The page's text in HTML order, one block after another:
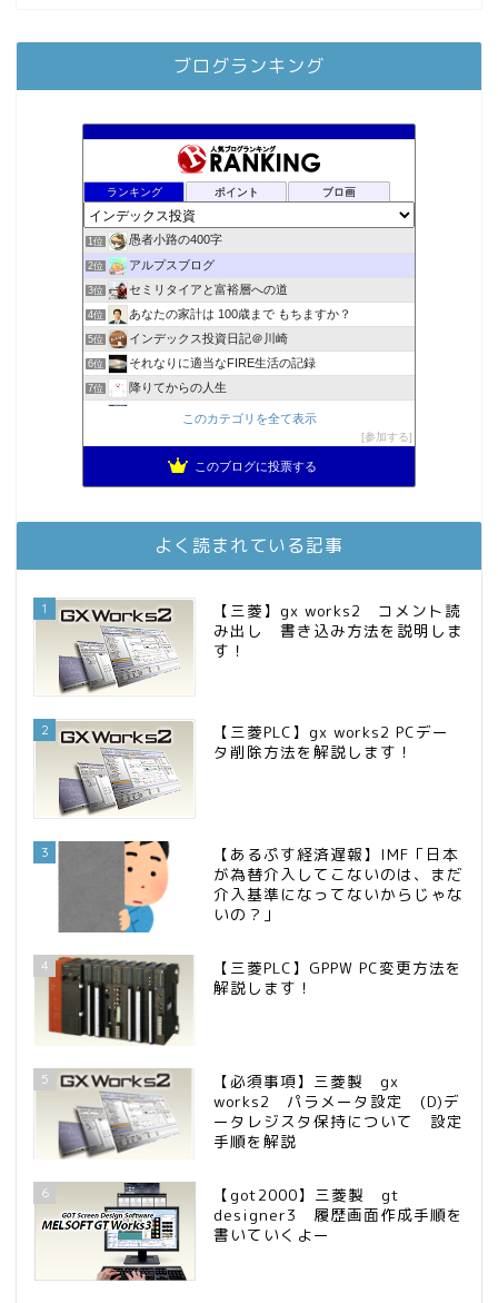
ブログランキング
ランキング ポイント ブロ画
1位 愚者小路の400字
2位 アルプスブログ
3位 セミリタイアと富裕層への道
4位 あなたの家計は 100歳まで もちますか？
5位 インデックス投資日記＠川崎
6位 それなりに適当なFIRE生活の記録
7位 降りてからの人生
2023年(46歳)FIRE！！！＠20XX年FIRE！！！
スパコンSEが効率的投資で一家セミリタイアするブログ
11位 3階建ての資産形成
庶民的家族がインデックス投資でセミリタイア目指してみた
このカテゴリを全て表示
参加する
このブログに投票する
よく読まれている記事
1
【三菱】gx works2 コメント読
み出し 書き込み方法を説明しま
す！
2
【三菱PLC】gx works2 PCデー
タ削除方法を解説します！
3
【あるぷす経済遅報】IMF「日本
が為替介入してこないのは、まだ
介入基準になってないからじゃな
いの？」
4
【三菱PLC】GPPW PC変更方法を
解説します！
5
【必須事項】三菱製 gx
works2 パラメータ設定 (D)デ
ータレジスタ保持について 設定
手順を解説
6
【got2000】三菱製 gt
designer3 履歴画面作成手順を
書いていくよー